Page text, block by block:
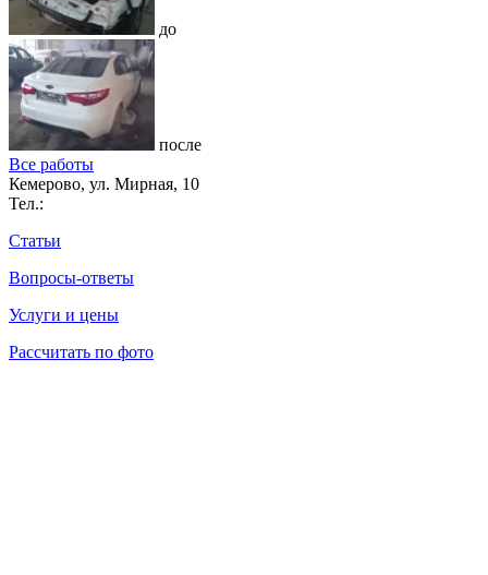
до
после
Все работы
Кемерово, ул. Мирная, 10
Тел.:
Статьи
Вопросы-ответы
Услуги и цены
Рассчитать по фото